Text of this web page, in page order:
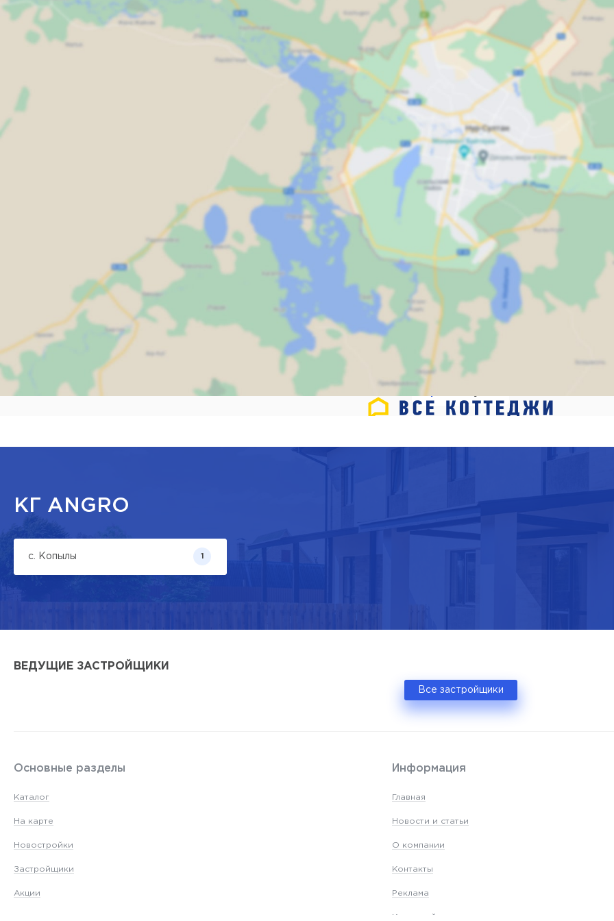
КГ ANGRO
с. Копылы 1
ВЕДУЩИЕ ЗАСТРОЙЩИКИ
Все застройщики
Основные разделы
Каталог
На карте
Новостройки
Застройщики
Акции
Информация
Главная
Новости и статьи
О компании
Контакты
Реклама
Карта сайта